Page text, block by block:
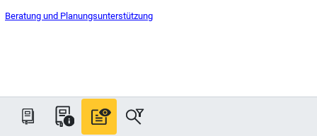
Beratung und Planungsunterstützung